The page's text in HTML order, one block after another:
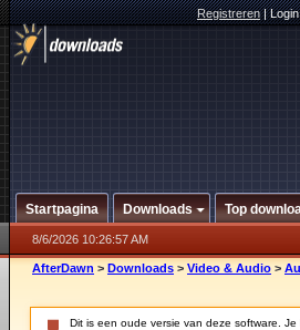
Registreren|
Startpagina Downloads Top
8/6/2026 10:26:57 AM
AfterDawn > Downloads > Video & Audio >
Dit is een oude versie van deze software. Je